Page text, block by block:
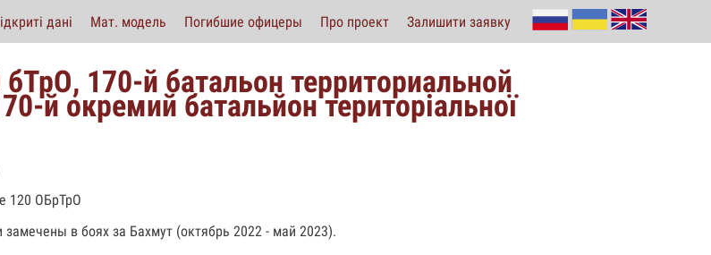
дані Мат. модель Погибшие офицеры Про проект Залишити заявку
170-й батальон территориальной
й окремий батальйон територіальної
120 ОБрТрО
в боях за Бахмут (октябрь 2022 - май 2023).